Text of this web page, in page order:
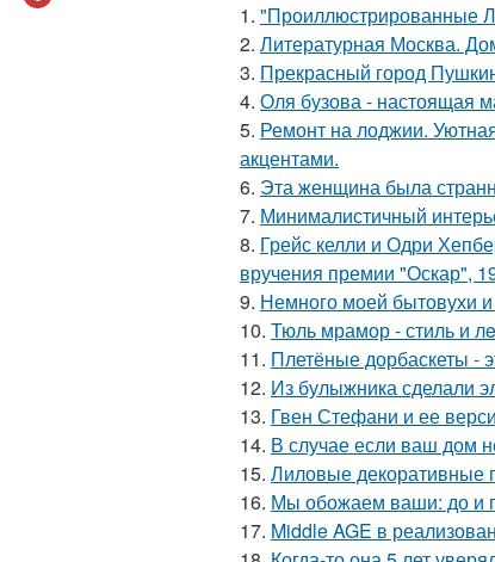
1. "Проиллюстрированные
2. Литературная Москва.
3. Прекрасный город
4. Оля бузова - настоящая
5. Ремонт на лоджии.
акцентами.
6. Эта женщина была
7. Минималистичный
8. Грейс келли и Одри
вручения премии "Оскар",
9. Немного моей бытовухи
10. Тюль мрамор - стиль и
11. Плетёные дорбаскеты -
12. Из булыжника сделали
13. Гвен Стефани и ее
14. В случае если ваш дом
15. Лиловые декоративные
16. Мы обожаем ваши: до и
17. Middle AGE в